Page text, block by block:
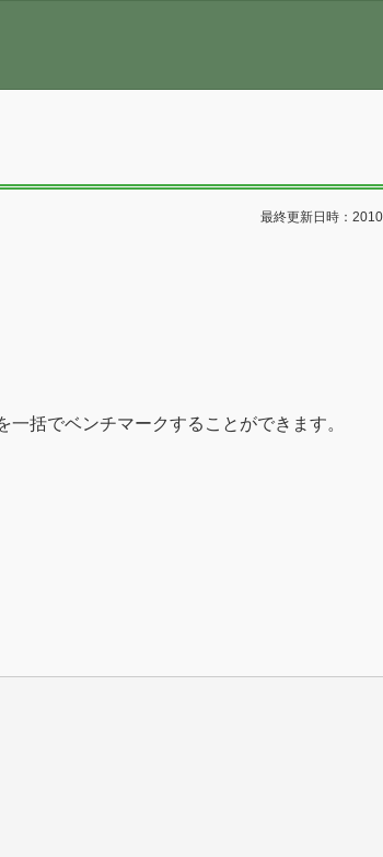
最終更新日時：
括でベンチマークすることができます。